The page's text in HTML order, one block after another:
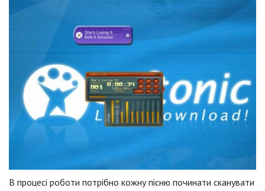
В процесі роботи потрібно кожну пісню починати сканувати